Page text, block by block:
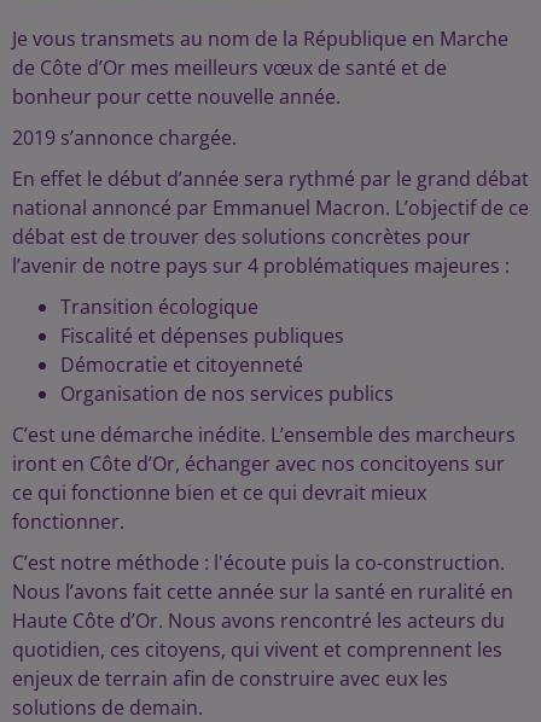
Je vous transmets au nom de la République en Marche
de Côte d’Or mes meilleurs vœux de santé et de
bonheur pour cette nouvelle année.
2019 s’annonce chargée.
En effet le début d’année sera rythmé par le grand débat
national annoncé par Emmanuel Macron. L’objectif de ce
débat est de trouver des solutions concrètes pour
l’avenir de notre pays sur 4 problématiques majeures :
Transition écologique
Fiscalité et dépenses publiques
Démocratie et citoyenneté
Organisation de nos services publics
C’est une démarche inédite. L’ensemble des marcheurs
iront en Côte d’Or, échanger avec nos concitoyens sur
ce qui fonctionne bien et ce qui devrait mieux
fonctionner.
C’est notre méthode : l'écoute puis la co-construction.
Nous l’avons fait cette année sur la santé en ruralité en
Haute Côte d’Or. Nous avons rencontré les acteurs du
quotidien, ces citoyens, qui vivent et comprennent les
enjeux de terrain afin de construire avec eux les
solutions de demain.